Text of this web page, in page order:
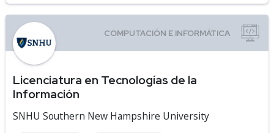
Licenciatura en Tecnologías de la
Información
SNHU Southern New Hampshire University